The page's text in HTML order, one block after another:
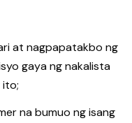
at nagpapatakbo ng
gaya ng nakalista
ito;
na bumuo ng isang